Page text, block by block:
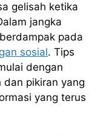
gelisah ketika
jangka
pada
sosial. Tips
dengan
pikiran yang
yang terus